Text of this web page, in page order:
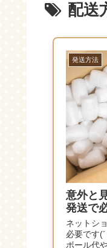
配送
発送方法
意外と
発送で
ネットシ
必要です
ボール代